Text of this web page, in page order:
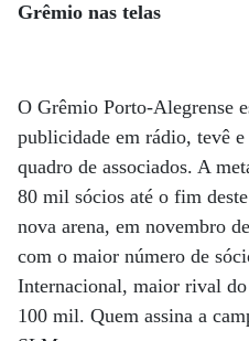
Grêmio nas telas
O Grêmio Porto-Alegrense
publicidade em rádio, tevê
quadro de associados. A
80 mil sócios até o fim
nova arena, em novembro
com o maior número de
Internacional, maior rival
100 mil. Quem assina a